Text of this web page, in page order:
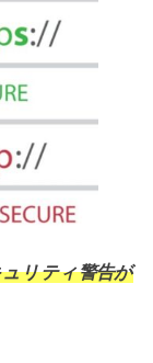
リティ警告が